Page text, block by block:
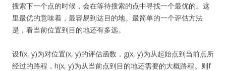
搜索下一个点的时候，会在等待搜索的点中寻找一个最优的。这
里最优的意味着，最容易到达目的地。最简单的一个评估方法
是，看当前位置到目的地还有多远。
设f(x, y)为对位置(x, y)的评估函数，g(x, y)为从起始点到当前点所
经过的路程，h(x, y)为从当前点到目的地还需要的大概路程。则f